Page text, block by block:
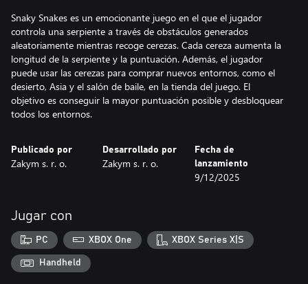
Snaky Snakes es un emocionante juego en el que el jugador
controla una serpiente a través de obstáculos generados
aleatoriamente mientras recoge cerezas. Cada cereza aumenta la
longitud de la serpiente y la puntuación. Además, el jugador
puede usar las cerezas para comprar nuevos entornos, como el
desierto, Asia y el salón de baile, en la tienda del juego. El
objetivo es conseguir la mayor puntuación posible y desbloquear
todos los entornos.
Publicado por
Zakym s. r. o.
Desarrollado por
Zakym s. r. o.
Fecha de
lanzamiento
9/12/2025
Jugar con
PC XBOX One XBOX Series X|S
Handheld